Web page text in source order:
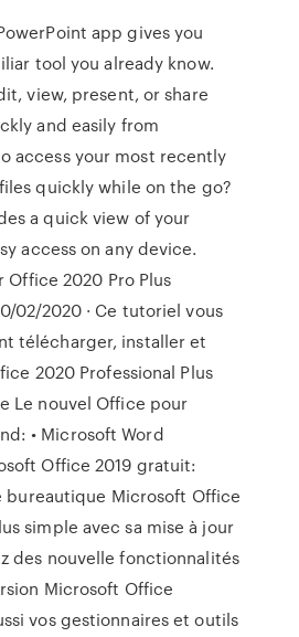
app gives you
tool you already know.
view, present, or share
and easily from
access your most recently
quickly while on the go?
a quick view of your
access on any device.
2020 Pro Plus
02/2020 · Ce tutoriel vous
télécharger, installer et
2020 Professional Plus
Le nouvel Office pour
• Microsoft Word
Office 2019 gratuit:
bureautique Microsoft Office
simple avec sa mise à jour
des nouvelle fonctionnalités
Microsoft Office
vos gestionnaires et outils